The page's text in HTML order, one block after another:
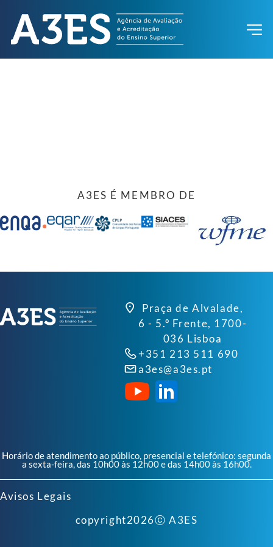
A3ES É MEMBRO DE
Praça de Alvalade,
6 - 5.º Frente, 1700-
036 Lisboa
+351 213 511 690
a3es@a3es.pt
Horário de atendimento ao público, presencial e telefónico: segunda
a sexta-feira, das 10h00 às 12h00 e das 14h00 às 16h00.
Avisos Legais
copyright2026ⓒ A3ES